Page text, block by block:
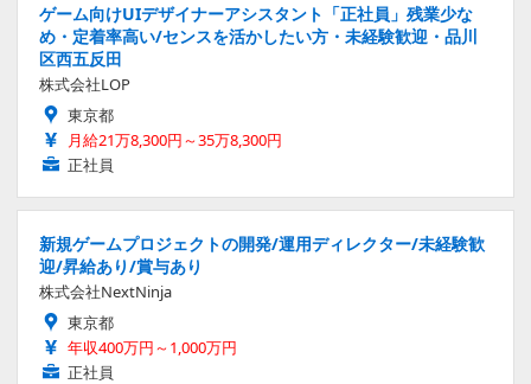
ゲーム向けUIデザイナーアシスタント「正社員」残業少な
め・定着率高い/センスを活かしたい方・未経験歓迎・品川
区西五反田
株式会社LOP
東京都
月給21万8,300円～35万8,300円
正社員
新規ゲームプロジェクトの開発/運用ディレクター/未経験歓
迎/昇給あり/賞与あり
株式会社NextNinja
東京都
年収400万円～1,000万円
正社員